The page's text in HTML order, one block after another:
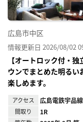
広島市中区
情報更新日 2026/08/02
【オートロック付・
ウンでまとめた明る
楽しめます。
アクセス 広島電鉄宇品
間取り 1R